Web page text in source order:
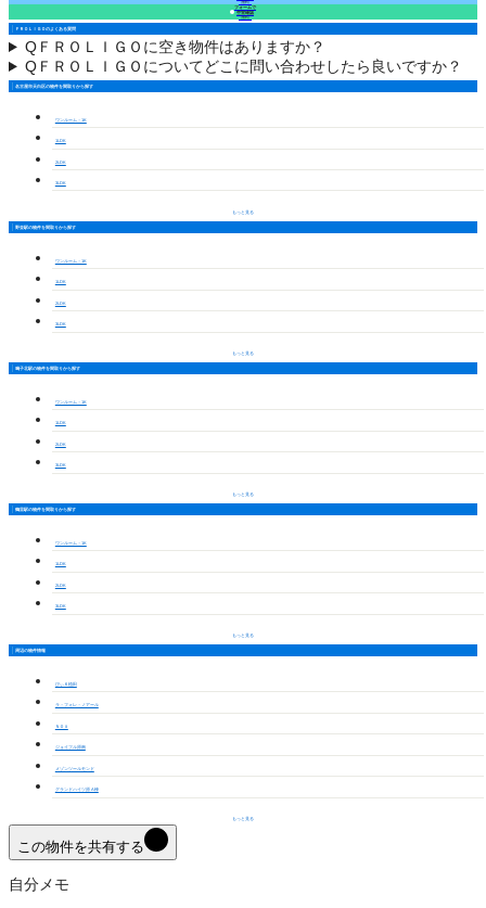
（無料）
フォームで
空室確認
（無料）
ＦＲＯＬＩＧＯのよくある質問
QＦＲＯＬＩＧＯに空き物件はありますか？
QＦＲＯＬＩＧＯについてどこに問い合わせしたら良いですか？
名古屋市天白区の物件を間取りから探す
ワンルーム・1K
1LDK
2LDK
3LDK
もっと見る
野並駅の物件を間取りから探す
ワンルーム・1K
1LDK
2LDK
3LDK
もっと見る
鳴子北駅の物件を間取りから探す
ワンルーム・1K
1LDK
2LDK
3LDK
もっと見る
鶴里駅の物件を間取りから探す
ワンルーム・1K
1LDK
2LDK
3LDK
もっと見る
周辺の物件情報
びぃ６植田
ラ・フォレ・ノアール
ＮＯＡ
ジョイフル原南
メゾンツールモンド
グランドハイツ原 A棟
もっと見る
この物件を共有する
自分メモ